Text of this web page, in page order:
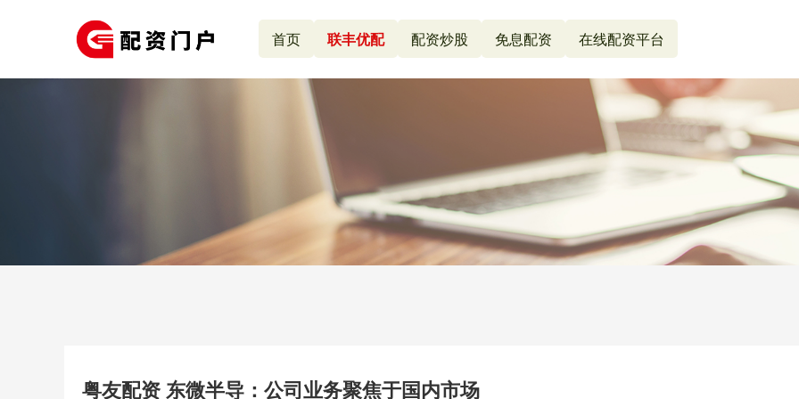
首页 联丰优配 配资炒股 免息配资 在线配资平台
粤友配资 东微半导：公司业务聚焦于国内市场